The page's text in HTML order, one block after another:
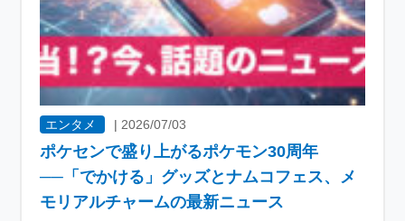
エンタメ |2026/07/03
ポケセンで盛り上がるポケモン30周年
──「でかける」グッズとナムコフェス、メ
モリアルチャームの最新ニュース